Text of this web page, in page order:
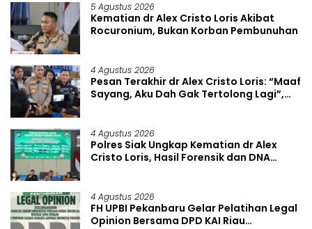
5 Agustus 2026
Kematian dr Alex Cristo Loris Akibat
Rocuronium, Bukan Korban Pembunuhan
4 Agustus 2026
Pesan Terakhir dr Alex Cristo Loris: “Maaf
Sayang, Aku Dah Gak Tertolong Lagi”,
4 Agustus 2026
Polres Siak Ungkap Kematian dr Alex
Cristo Loris, Hasil Forensik dan DNA
4 Agustus 2026
FH UPBI Pekanbaru Gelar Pelatihan Legal
Opinion Bersama DPD KAI Riau